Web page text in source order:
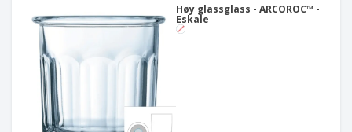
Høy glassglass - ARCOROC™ -
Eskale